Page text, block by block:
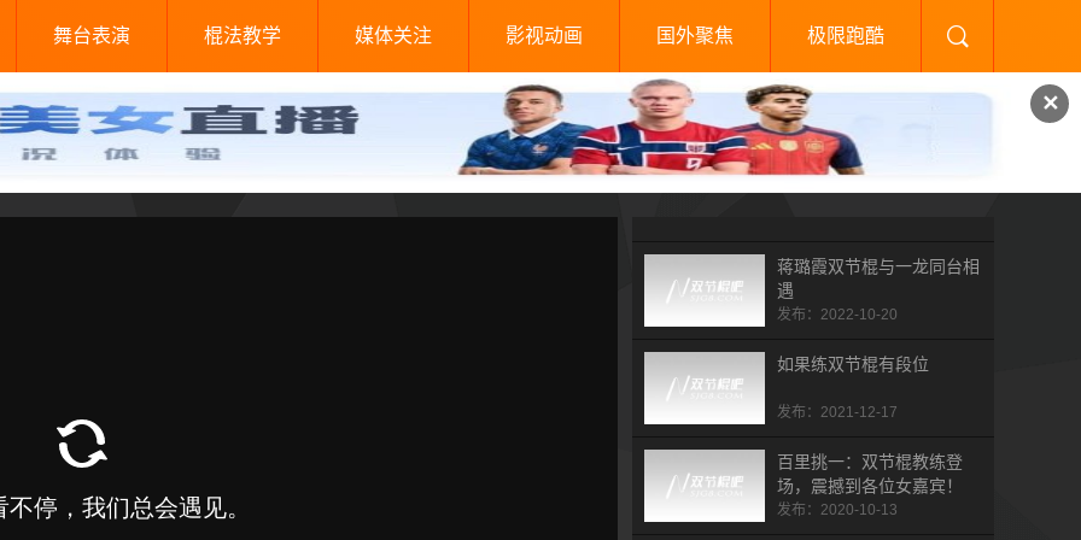
✕
舞台表演 棍法教学 媒体关注 影视动画 国外聚焦 极限跑酷
蒋璐霞双节棍与一龙同台相
遇
发布：2022-10-20
如果练双节棍有段位
发布：2021-12-17
百里挑一：双节棍教练登
场，震撼到各位女嘉宾！
发布：2020-10-13